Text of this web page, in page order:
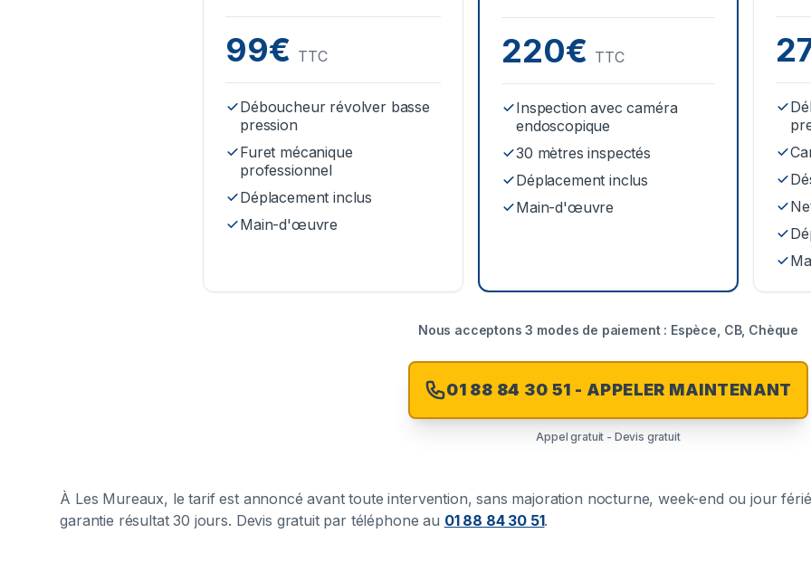
99€ TTC
Déboucheur révolver basse
pression
Furet mécanique
professionnel
Déplacement inclus
Main-d'œuvre
220€ TTC
Inspection avec caméra
endoscopique
30 mètres inspectés
Déplacement inclus
Main-d'œuvre
Nous acceptons 3 modes de paiement : Espèce, CB, Chèque
01 88 84 30 51 - APPELER MAINTENANT
Appel gratuit - Devis gratuit
À Les Mureaux, le tarif est annoncé avant toute intervention, sans majoration nocturne, week-end ou jour
garantie résultat 30 jours. Devis gratuit par téléphone au 01 88 84 30 51.